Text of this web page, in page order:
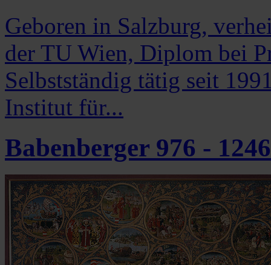
Geboren in Salzburg,
der TU Wien, Diplom bei
Selbstständig tätig seit
Institut für...
Babenberger 976 - 1246